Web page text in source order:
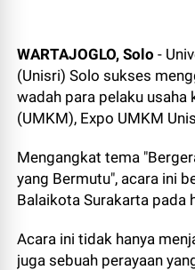
WARTAJOGLO, Solo-
(Unisri) Solo sukses
wadah para pelaku usaha
(UMKM), Expo UMKM
Mengangkat tema
yang Bermutu", acara ini
Balaikota Surakarta pada
Acara ini tidak hanya
juga sebuah perayaan